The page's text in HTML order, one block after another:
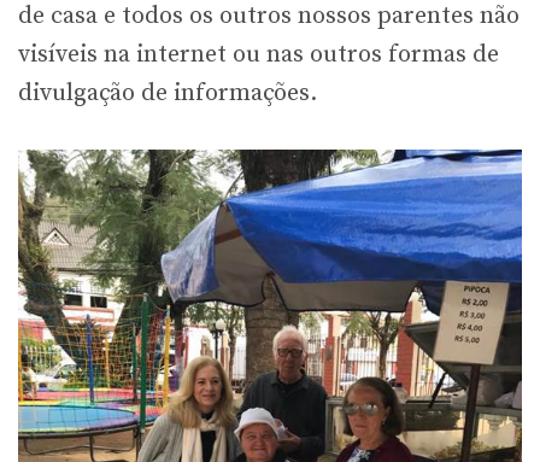
de casa e todos os outros nossos parentes não
visíveis na internet ou nas outros formas de
divulgação de informações.